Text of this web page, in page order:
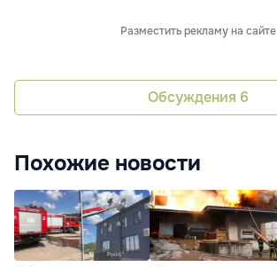
Разместить рекламу на сайте
Обсуждения 6
Похожие новости